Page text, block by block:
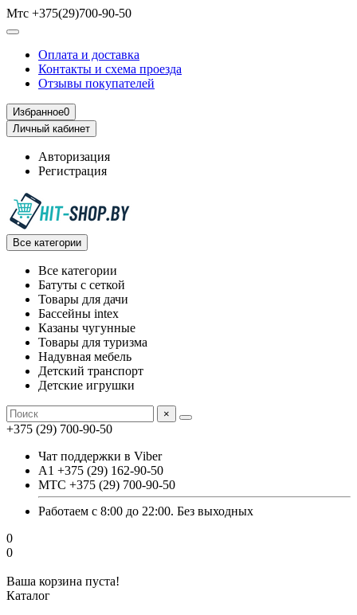
Мтс +375(29)700-90-50
Оплата и доставка
Контакты и схема проезда
Отзывы покупателей
Избранное0
Личный кабинет
Авторизация
Регистрация
Все категории
Все категории
Батуты с сеткой
Товары для дачи
Бассейны intex
Казаны чугунные
Товары для туризма
Надувная мебель
Детский транспорт
Детские игрушки
×
+375 (29) 700-90-50
Чат поддержки в Viber
А1 +375 (29) 162-90-50
МТС +375 (29) 700-90-50
Работаем с 8:00 до 22:00. Без выходных
0
0
Ваша корзина пуста!
Каталог